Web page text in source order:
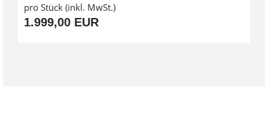
pro Stück (inkl. MwSt.)
1.999,00 EUR